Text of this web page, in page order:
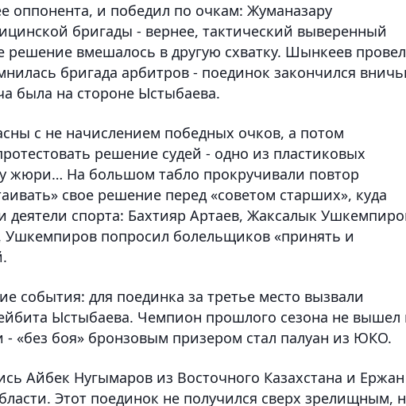
оппонента, и победил по очкам: Жуманазару
бригады - вернее, тактический выверенный
решение вмешалось в другую схватку. Шынкеев провел
бригада арбитров - поединок закончился
была на стороне Ыстыбаева.
с не начислением победных очков, а потом
решение судей - одно из пластиковых
жюри… На большом табло прокручивали повтор
свое решение перед «советом старших», куда
спорта: Бахтияр Артаев, Жаксалык
Ушкемпиров попросил болельщиков «принять и
события: для поединка за третье место вызвали
Ыстыбаева. Чемпион прошлого сезона не вышел
«без боя» бронзовым призером стал палуан из ЮКО.
Айбек Нугымаров из Восточного Казахстана и Ержан
Этот поединок не получился сверх зрелищным,